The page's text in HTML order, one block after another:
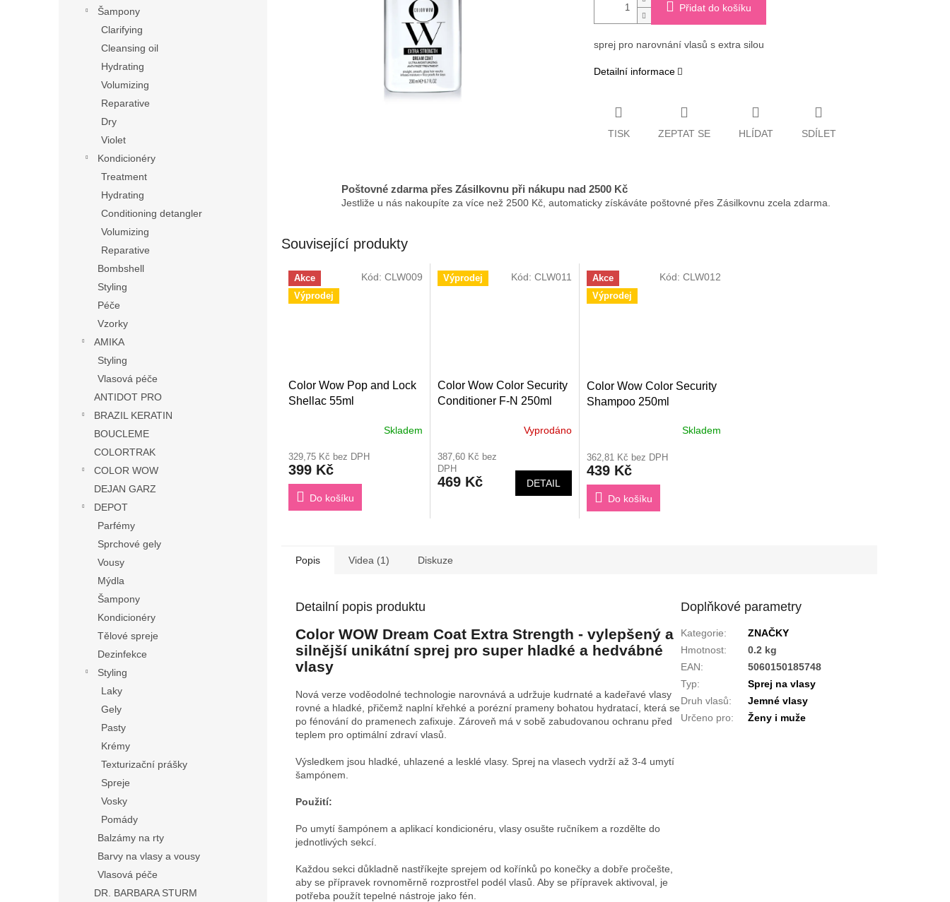
Šampony
Clarifying
Cleansing oil
Hydrating
Volumizing
Reparative
Dry
Violet
Kondicionéry
Treatment
Hydrating
Conditioning detangler
Volumizing
Reparative
Bombshell
Styling
Péče
Vzorky
AMIKA
Styling
Vlasová péče
ANTIDOT PRO
BRAZIL KERATIN
BOUCLEME
COLORTRAK
COLOR WOW
DEJAN GARZ
DEPOT
Parfémy
Sprchové gely
Vousy
Mýdla
Šampony
Kondicionéry
Tělové spreje
Dezinfekce
Styling
Laky
Gely
Pasty
Krémy
Texturizační prášky
Spreje
Vosky
Pomády
Balzámy na rty
Barvy na vlasy a vousy
Vlasová péče
DR. BARBARA STURM
Přidat do košíku
sprej pro narovnání vlasů s extra silou
Detailní informace
TISK ZEPTAT SE HLÍDAT SDÍLET
Poštovné zdarma přes Zásilkovnu při nákupu nad 2500 Kč
Jestliže u nás nakoupíte za více než 2500 Kč, automaticky získáváte poštovné přes Zásilkovnu zcela zdarma.
Související produkty
Akce
Výprodej
Color Wow Pop and Lock
Shellac 55ml
Skladem
329,75 Kč bez DPH
399 Kč
Do košíku
Kód: CLW009 Výprodej
Color Wow Color Security
Conditioner F-N 250ml
Vyprodáno
387,60 Kč bez
DPH
469 Kč DETAIL
Kód: CLW011
Akce
Výprodej
Color Wow Color Security
Shampoo 250ml
Skladem
362,81 Kč bez DPH
439 Kč
Do košíku
Kód:CLW012
Popis Videa (1) Diskuze
Detailní popis produktu
Color WOW Dream Coat Extra Strength - vylepšený a
silnější unikátní sprej pro super hladké a hedvábné
vlasy
Nová verze voděodolné technologie narovnává a udržuje kudrnaté a kadeřavé vlasy
rovné a hladké, přičemž naplní křehké a porézní prameny bohatou hydratací, která se
po fénování do pramenech zafixuje. Zároveň má v sobě zabudovanou ochranu před
teplem pro optimální zdraví vlasů.
Výsledkem jsou hladké, uhlazené a lesklé vlasy. Sprej na vlasech vydrží až 3-4 umytí
šampónem.
Použití:
Po umytí šampónem a aplikací kondicionéru, vlasy osušte ručníkem a rozdělte do
jednotlivých sekcí.
Každou sekci důkladně nastříkejte sprejem od kořínků po konečky a dobře pročešte,
aby se přípravek rovnoměrně rozprostřel podél vlasů. Aby se přípravek aktivoval, je
potřeba použít tepelné nástroje jako fén.
Doplňkové parametry
Kategorie:
ZNAČKY
Hmotnost:
0.2 kg
EAN:
5060150185748
Typ:
Sprej na vlasy
Druh vlasů:
Jemné vlasy
Určeno pro: Ženy i muže